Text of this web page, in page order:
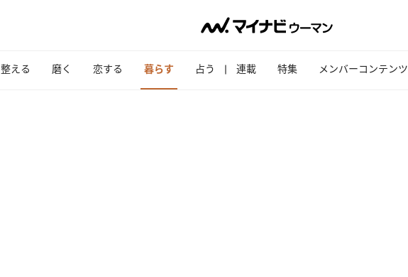
整える 磨く 恋する 暮らす 占う 連載 特集 メンバーコンテンツ